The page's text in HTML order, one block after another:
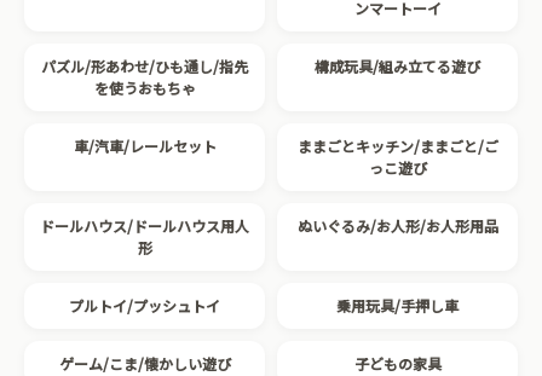
ンマートーイ
パズル/形あわせ/ひも通し/指先
を使うおもちゃ
構成玩具/組み立てる遊び
車/汽車/レールセット
ままごとキッチン/ままごと/ご
っこ遊び
ドールハウス/ドールハウス用人
形
ぬいぐるみ/お人形/お人形用品
プルトイ/プッシュトイ 乗用玩具/手押し車
ゲーム/こま/懐かしい遊び 子どもの家具